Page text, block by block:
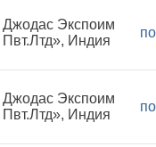
Джодас Экспоим
Пвт.Лтд», Индия
Джодас Экспоим
Пвт.Лтд», Индия